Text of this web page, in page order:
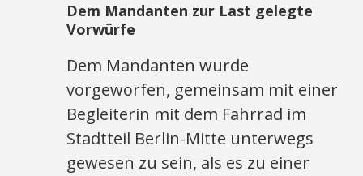
Dem Mandanten zur Last gelegte
Vorwürfe
Dem Mandanten wurde
vorgeworfen, gemeinsam mit einer
Begleiterin mit dem Fahrrad im
Stadtteil Berlin-Mitte unterwegs
gewesen zu sein, als es zu einer